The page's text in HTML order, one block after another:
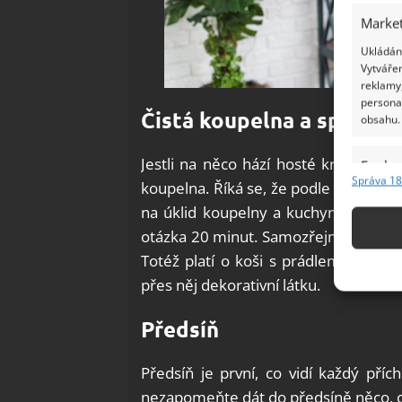
obsahu.
Funkce
Správa
Čistá koupelna a sporák
Jestli na něco hází hosté kritické
koupelna. Říká se, že podle čisté
na úklid koupelny a kuchyně.
otázka 20 minut. Samozřejmě
Totéž platí o koši s prádlem.
přes něj dekorativní látku.
Předsíň
Předsíň je první, co vidí každý
nezapomeňte dát do předsíně něco,